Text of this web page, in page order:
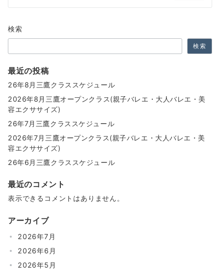
シ
ョ
ン
検索
検索
最近の投稿
26年8月三鷹クラススケジュール
2026年8月三鷹オープンクラス(親子バレエ・大人バレエ・美
容エクササイズ)
26年7月三鷹クラススケジュール
2026年7月三鷹オープンクラス(親子バレエ・大人バレエ・美
容エクササイズ)
26年6月三鷹クラススケジュール
最近のコメント
表示できるコメントはありません。
アーカイブ
2026年7月
2026年6月
2026年5月